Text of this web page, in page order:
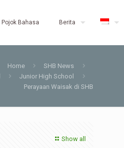
Pojok Bahasa Berita
Home
SHB News
Junior High School
Perayaan Waisak di SHB
Show all